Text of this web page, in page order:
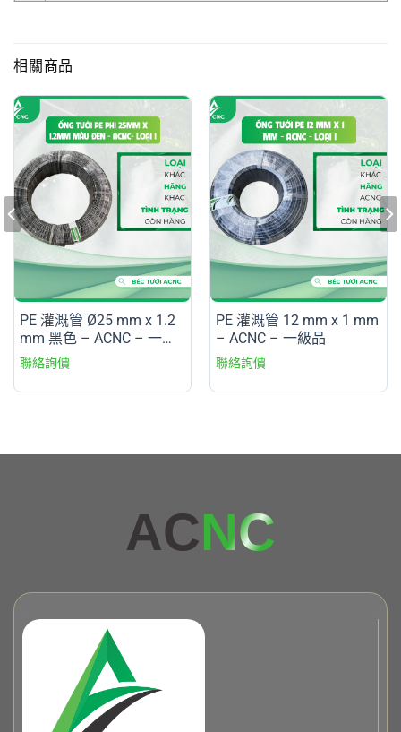
相關商品
PE 灌溉管 Ø25 mm x 1.2
mm 黑色 – ACNC – 一級
品
PE 灌溉管 12 mm x 1 mm
– ACNC – 一級品
ACNC